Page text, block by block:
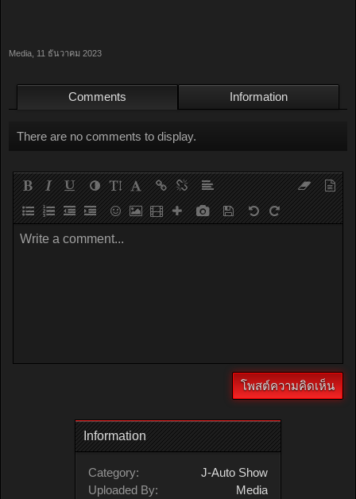
Media 11 ธันวาคม 2023
Comments Information
There are no comments to display.
Write a comment...
Information
Category:
J-Auto Show
Uploaded By:
Media